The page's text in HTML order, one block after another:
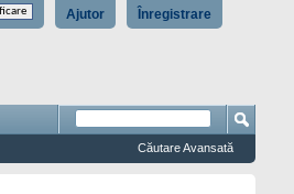
Înregistrare
Ajutor
Căutare Avansată